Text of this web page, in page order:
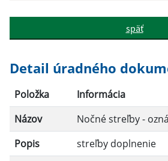
Popis:
Dátum zverejnenia do:
späť
Detail úradného
Položka
Informácia
Názov
Nočné streľby -
Popis
streľby doplnenie